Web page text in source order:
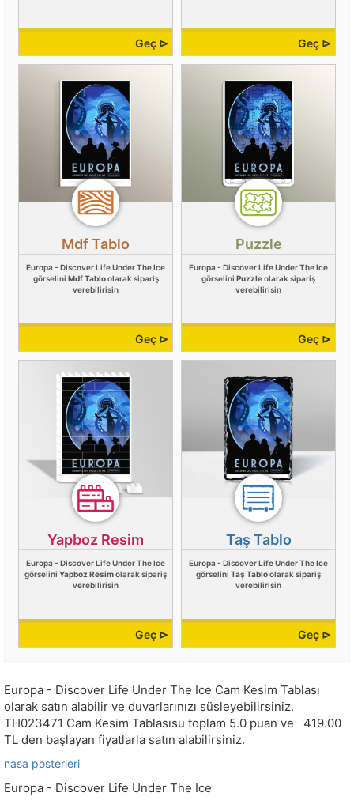
Geç ⊳ Geç ⊳
Mdf Tablo
Europa - Discover Life Under The Ice
görselini Mdf Tabloolarak sipariş
verebilirisin
Geç ⊳
Puzzle
Europa - Discover Life Under The Ice
görselini Puzzleolarak sipariş
verebilirisin
Geç ⊳
Yapboz Resim
Europa - Discover Life Under The Ice
görselini Yapboz Resimolarak sipariş
verebilirisin
Geç ⊳
Taş Tablo
Europa - Discover Life Under The Ice
görselini Taş Tabloolarak sipariş
verebilirisin
Geç ⊳
Europa - Discover Life Under The Ice Cam Kesim Tablası
olarak satın alabilir ve duvarlarınızı süsleyebilirsiniz.
TH023471 Cam Kesim Tablasısu toplam 5.0 puan ve
419.00
TL den başlayan fiyatlarla satın alabilirsiniz.
nasa posterleri
Europa - Discover Life Under The Ice